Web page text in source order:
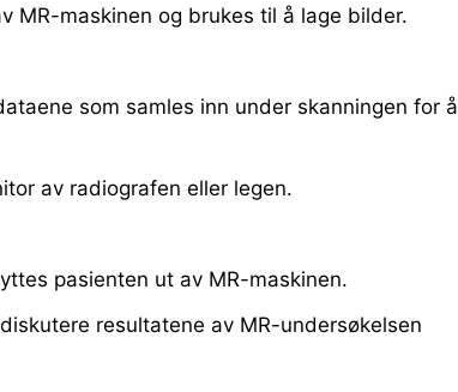
MR-maskinen og brukes til å lage bilder.
som samles inn under skanningen for å
av radiografen eller legen.
pasienten ut av MR-maskinen.
resultatene av MR-undersøkelsen